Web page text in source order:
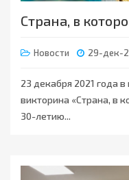
Страна, в
Новости 29-дек-
23 декабря 2021 года
викторина «Страна, в
30-летию...